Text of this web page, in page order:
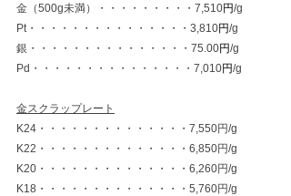
金（500g未満）・・・・・・・・・7,510円/g
Pt・・・・・・・・・・・・・・・3,810円/g
銀・・・・・・・・・・・・・・・75.00円/g
Pd・・・・・・・・・・・・・・・7,010円/g
金スクラップレート
K24・・・・・・・・・・・・・・7,550円/g
K22・・・・・・・・・・・・・・6,850円/g
K20・・・・・・・・・・・・・・6,260円/g
K18・・・・・・・・・・・・・・5,760円/g